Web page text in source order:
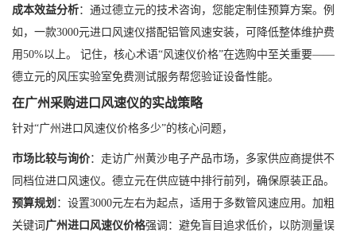
成本效益分析：通过德立元的技术咨询，您能定制佳预算方案。例
如，一款3000元进口风速仪搭配铝管风速安装，可降低整体维护费
用50%以上。 记住，核心术语“风速仪价格”在选购中至关重要——
德立元的风压实验室免费测试服务帮您验证设备性能。
在广州采购进口风速仪的实战策略
针对“广州进口风速仪价格多少”的核心问题，
市场比较与询价：走访广州黄沙电子产品市场，多家供应商提供不
同档位进口风速仪。德立元在供应链中排行前列，确保原装正品。
预算规划 ：设置3000元左右为起点，适用于多数管风速应用。加粗
关键词 广州进口风速仪价格强调：避免盲目追求低价，以防测量误